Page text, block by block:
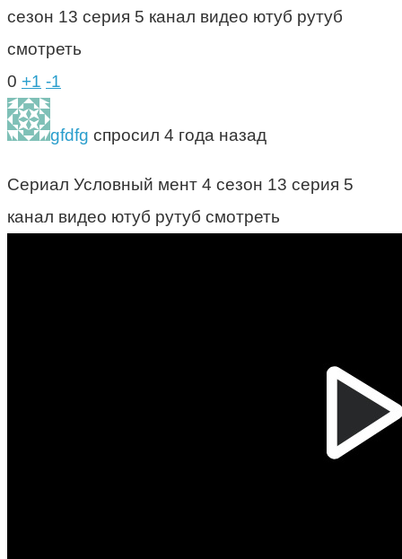
ceзoн 13 серия 5 канал видео ютуб рутуб
смотреть
0 +1 -1
gfdfg спросил 4 года назад
Сериал Условный мент 4 ceзoн 13 серия 5
канал видео ютуб рутуб смотреть